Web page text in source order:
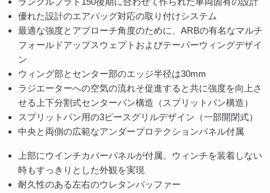
優れた設計のエアバッグ対応の取り付けシステム
最適な強度とアプローチ角度のために、ARBの有名なマルチ
フォールドアップスウェプトおよびテーパーウィングデザイ
ン
ウィング部とセンター部のエッジ半径は30mm
ラジエーターへの空気の流れそ促進すると共に強度を向上さ
せる上下分割式センターパン構造（スプリットパン構造）
スプリットパン用の3ピースグリルデザイン（一部開閉式）
中央と両側の広範なアンダープロテクションパネル付属
上部にウインチカバーパネルが付属。ウィンチを装着しない
時もすっきりとした外観を実現
耐久性のある左右のウレタンバッファー